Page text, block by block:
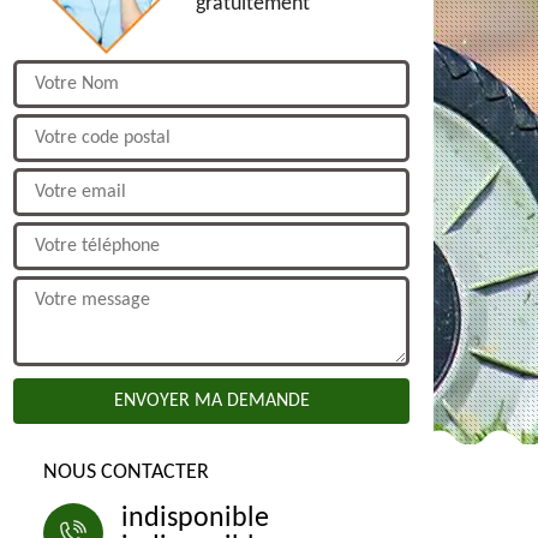
NOUS CONTACTER
indisponible